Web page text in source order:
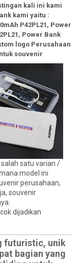
kali ini kami
kami yaitu :
P42PL21, Power
Power Bank
logo Perusahaan
souvenir
satu varian /
model ini
perusahaan,
souvenir
dijadikan
futuristic, unik
bagian yang